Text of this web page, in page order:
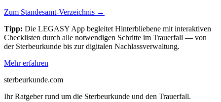
Zum Standesamt-Verzeichnis →
Tipp: Die LEGASY App begleitet Hinterbliebene mit interaktiven
Checklisten durch alle notwendigen Schritte im Trauerfall — von
der Sterbeurkunde bis zur digitalen Nachlassverwaltung.
Mehr erfahren
sterbeurkunde.com
Ihr Ratgeber rund um die Sterbeurkunde und den Trauerfall.